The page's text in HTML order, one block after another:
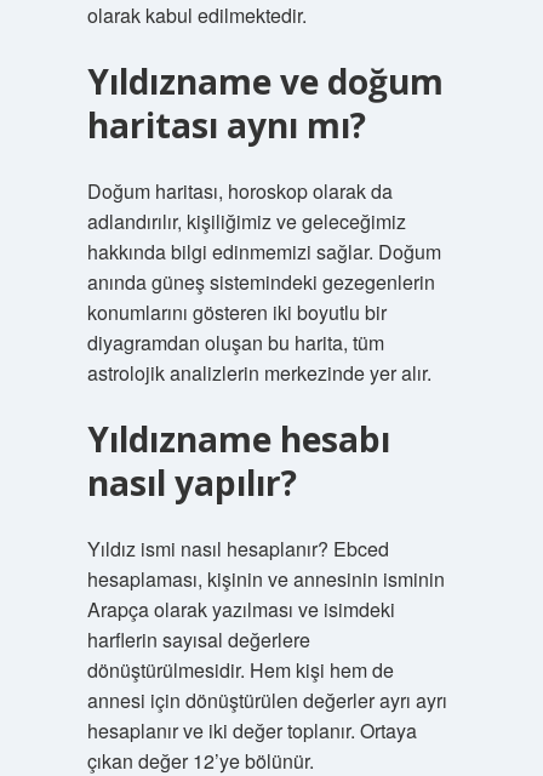
olarak kabul edilmektedir.
Yıldızname ve doğum
haritası aynı mı?
Doğum haritası, horoskop olarak da
adlandırılır, kişiliğimiz ve geleceğimiz
hakkında bilgi edinmemizi sağlar. Doğum
anında güneş sistemindeki gezegenlerin
konumlarını gösteren iki boyutlu bir
diyagramdan oluşan bu harita, tüm
astrolojik analizlerin merkezinde yer alır.
Yıldızname hesabı
nasıl yapılır?
Yıldız ismi nasıl hesaplanır? Ebced
hesaplaması, kişinin ve annesinin isminin
Arapça olarak yazılması ve isimdeki
harflerin sayısal değerlere
dönüştürülmesidir. Hem kişi hem de
annesi için dönüştürülen değerler ayrı ayrı
hesaplanır ve iki değer toplanır. Ortaya
çıkan değer 12’ye bölünür.